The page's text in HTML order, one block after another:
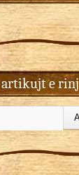
artikujt e rinj